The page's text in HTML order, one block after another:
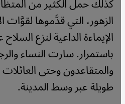
الزهور، التي قدَّموها
الإيماءة الداعية لنزع
باستمرار. سارت النساء
والمتقاعدون وحتى
طويلة عبر وسط المدينة.